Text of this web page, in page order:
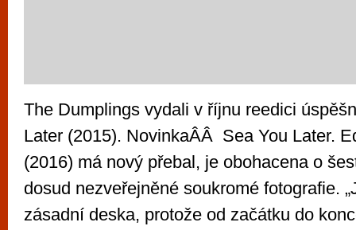
The Dumplings vydali v říjnu reedici
Later (2015). NovinkaÂÂ Sea You Later.
(2016) má nový přebal, je obohacena o
dosud nezveřejněné soukromé fotografie.
zásadní deska, protože od začátku do